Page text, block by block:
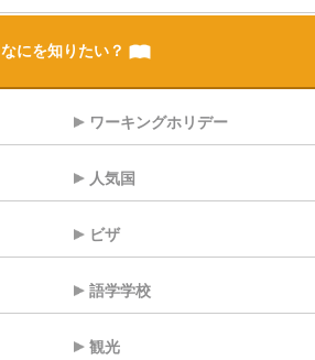
なにを知りたい？
ワーキングホリデー
人気国
ビザ
語学学校
観光